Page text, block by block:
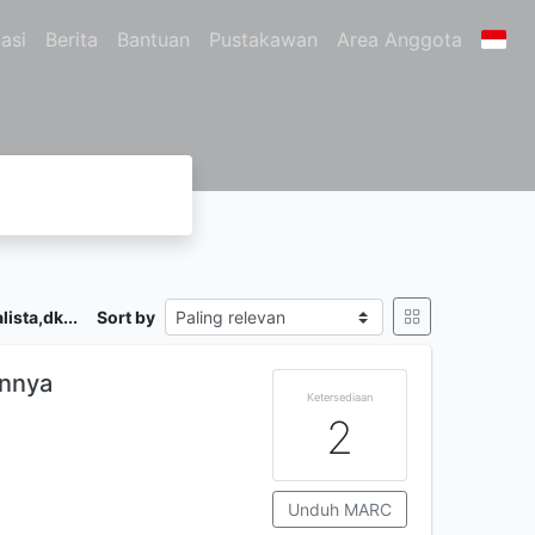
Berita Bantuan Pustakawan Area Anggota
Sort by
Ketersediaan
2
Unduh MARC